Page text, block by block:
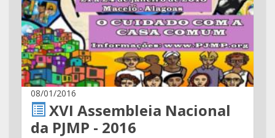
08/01/2016
XVI Assembleia Nacional
da PJMP - 2016